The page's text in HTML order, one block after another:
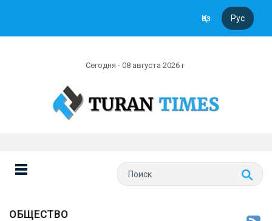
Қаз Рус
Сегодня - 08 августа 2026 г
ОБЩЕСТВО